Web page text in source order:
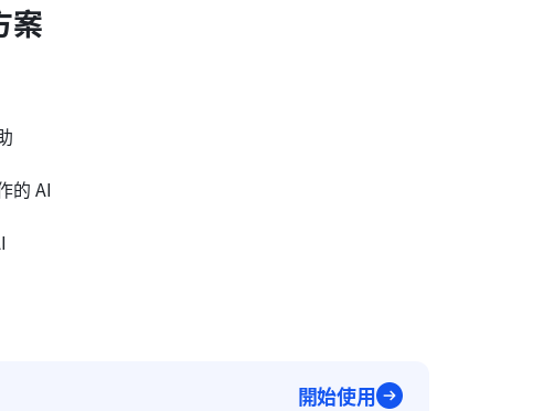
案
的 AI
開始使用